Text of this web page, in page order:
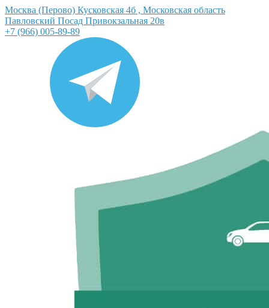
Москва (Перово) Кусковская 4б , Московская область
Павловский Посад Привокзальная 20в
+7 (966) 005-89-89